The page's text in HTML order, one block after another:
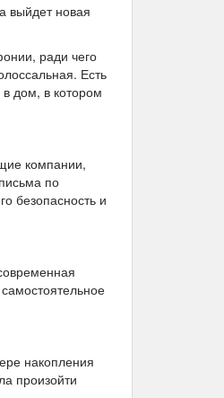
выйдет новая
ради чего
Есть
дом, в котором
компании,
по
безопасность и
накопления
произойти